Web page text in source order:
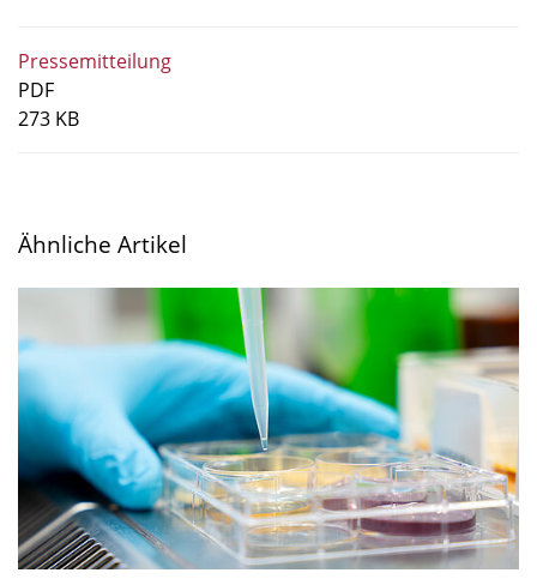
Pressemitteilung
PDF
273 KB
Ähnliche Artikel
vielfältigem
Nahrungsangebot
kann
die
Diversität
in
der
Mikrobengemeinschaft
abnehmen